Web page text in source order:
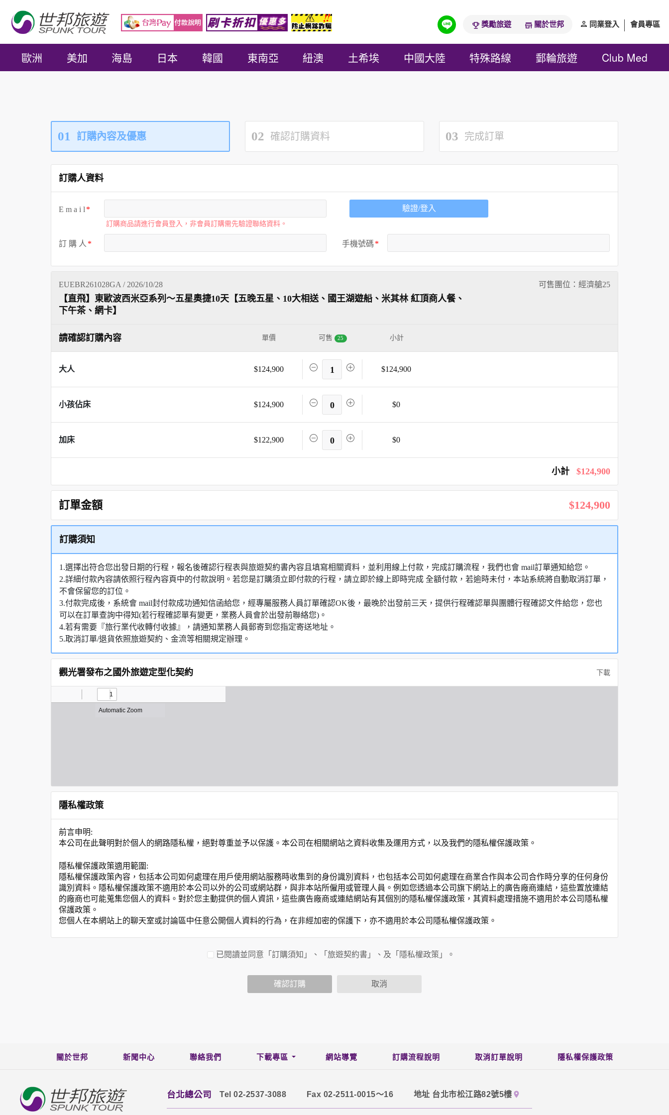
獎勵旅遊 關於世邦 同業登入 會員專區
歐洲 美加 海島 日本 韓國 東南亞 紐澳 土希埃 中國大陸 特殊路線 郵輪旅遊 Club Med
01 訂購內容及優惠 02 確認訂購資料 03 完成訂單
訂購人資料
E m a i l
訂購商品請進行會員登入，非會員訂購需先驗證聯絡資料。
驗證/登入
訂 購 人 手機號碼
EUEBR261028GA / 2026/10/28 可售團位：經濟艙25
【直飛】東歐波西米亞系列～五星奧捷10天【五晚五星、10大相送、國王湖遊船、米其林 紅頂商人餐、
下午茶、網卡】
請確認訂購內容 單價 可售 25 小計
大人 $124,900 1 $124,900
小孩佔床 $124,900 0 $0
加床 $122,900 0 $0
小計 $124,900
訂單金額 $124,900
訂購須知
1.選擇出符合您出發日期的行程，報名後確認行程表與旅遊契約書內容且填寫相關資料，並利用線上付款，完成訂購流程，我們也會 mail訂單通知給您。
2.詳細付款內容請依照行程內容頁中的付款說明。若您是訂購須立即付款的行程，請立即於線上即時完成 全額付款，若逾時未付，本站系統將自動取消訂單，
不會保留您的訂位。
3.付款完成後，系統會 mail封付款成功通知信函給您，經專屬服務人員訂單確認OK後，最晚於出發前三天，提供行程確認單與團體行程確認文件給您，您也
可以在訂單查詢中得知(若行程確認單有變更，業務人員會於出發前聯絡您)。
4.若有需要『旅行業代收轉付收據』，請通知業務人員郵寄到您指定寄送地址。
5.取消訂單/退貨依照旅遊契約、金流等相關規定辦理。
觀光署發布之國外旅遊定型化契約 下載
隱私權政策
前言申明:
本公司在此聲明對於個人的網路隱私權，絕對尊重並予以保護。本公司在相關網站之資料收集及運用方式，以及我們的隱私權保護政策。
隱私權保護政策適用範圍:
隱私權保護政策內容，包括本公司如何處理在用戶使用網站服務時收集到的身份識別資料，也包括本公司如何處理在商業合作與本公司合作時分享的任何身份
識別資料。隱私權保護政策不適用於本公司以外的公司或網站群，與非本站所僱用或管理人員。例如您透過本公司旗下網站上的廣告廠商連結，這些置放連結
的廠商也可能蒐集您個人的資料。對於您主動提供的個人資訊，這些廣告廠商或連結網站有其個別的隱私權保護政策，其資料處理措施不適用於本公司隱私權
保護政策。
您個人在本網站上的聊天室或討論區中任意公開個人資料的行為，在非經加密的保護下，亦不適用於本公司隱私權保護政策。
為了在本網站提供您最佳的互動性服務，可能會請您提供相關個人的資料，其範圍如下：
於一般瀏覽時，伺服器會自行記錄相關行徑，包括您使用連線設備的 IP 位址、使用時間、使用的瀏覽器、瀏覽及點選資料記錄等，做為我們增進網站服務的
服務後，我們即取得您的資料。註冊時，本網站取得您的姓名、電話、住址、身份證字號、電子郵件、出生日期、性別、行業等相關資料，當您註冊成功，並
項記錄和您對應。請您注意，在本網站網刊登廣告之廠商，或與連結本網站，也可能蒐集您個人的資料。對於您主動提供的個人資訊，這些廣告廠商、或連結
網站有其個別的私權保護政策，其資料處理措施不適用本網站隱私權保護政策，本公司不負任何連帶責任。
已閱讀並同意「訂購須知」、「旅遊契約書」、及「隱私權政策」。
確認訂購 取消
關於世邦 新聞中心 聯絡我們 下載專區 網站導覽 訂購流程說明 取消訂單說明 隱私權保護政策
台北總公司 Tel 02-2537-3088 Fax 02-2511-0015～16 地址 台北市松江路82號5樓